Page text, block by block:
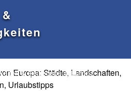
& Reisetipps in Europa